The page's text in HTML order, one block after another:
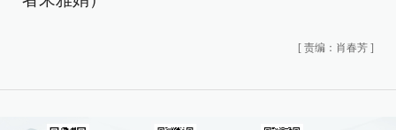
[ 责编：肖春芳 ]